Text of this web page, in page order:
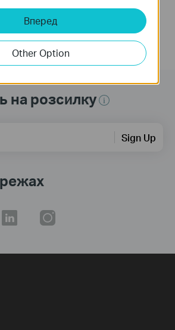
на розсилку
Sign Up
Вперед
Other Option